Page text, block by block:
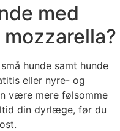
med
hunde samt hunde
eller nyre- og
være mere følsomme
din dyrlæge, før du